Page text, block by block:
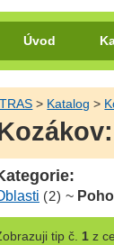
Úvod
> Katalog >
(2) ~
tip č. 1z